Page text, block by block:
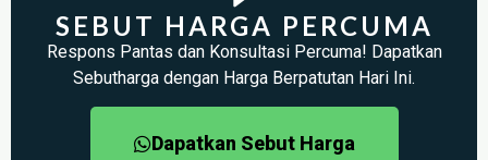
SEBUT HARGA PERCUMA
Respons Pantas dan Konsultasi Percuma! Dapatkan
Sebutharga dengan Harga Berpatutan Hari Ini.
Dapatkan Sebut Harga